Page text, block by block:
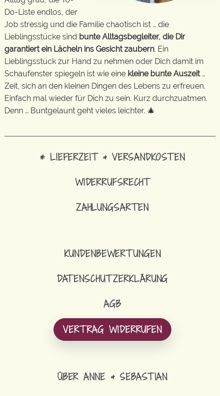
Do-Liste endlos, der
Job stressig und die Familie chaotisch ist … die
Lieblingsstücke sind bunte Alltagsbegleiter, die Dir
garantiert ein Lächeln ins Gesicht zaubern. Ein
Lieblingsstück zur Hand zu nehmen oder Dich damit im
Schaufenster spiegeln ist wie eine kleine bunte Auszeit…
Zeit, sich an den kleinen Dingen des Lebens zu erfreuen.
Einfach mal wieder für Dich zu sein. Kurz durchzuatmen.
Denn … Buntgelaunt geht vieles leichter. 🎄
* LIEFERZEIT & VERSANDKOSTEN
WIDERRUFSRECHT
ZAHLUNGSARTEN
KUNDENBEWERTUNGEN
DATENSCHUTZERKLÄRUNG
AGB
VERTRAG WIDERRUFEN
ÜBER ANNE & SEBASTIAN